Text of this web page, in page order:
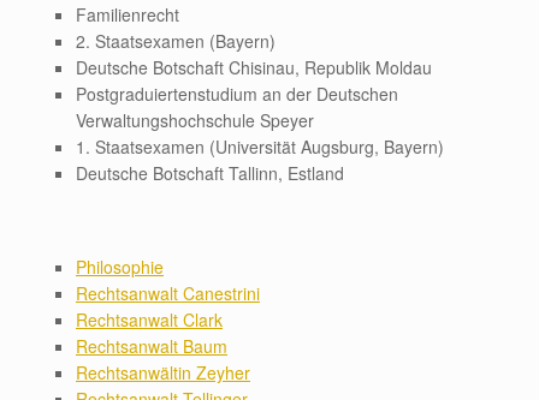
Familienrecht
2. Staatsexamen (Bayern)
Deutsche Botschaft Chisinau, Republik Moldau
Postgraduiertenstudium an der Deutschen
Verwaltungshochschule Speyer
1. Staatsexamen (Universität Augsburg, Bayern)
Deutsche Botschaft Tallinn, Estland
Philosophie
Rechtsanwalt Canestrini
Rechtsanwalt Clark
Rechtsanwalt Baum
Rechtsanwältin Zeyher